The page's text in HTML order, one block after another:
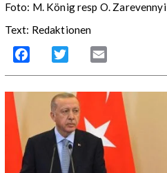
Foto: M. König resp O. Zarevennyi
Text: Redaktionen
Facebook Twitter